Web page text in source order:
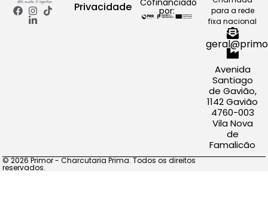
Privacidade
por:
para a rede
fixa nacional
Avenida
Santiago
de Gavião,
1142 Gavião
4760-003
Vila Nova
de
Famalicão
© 2026 Primor - Charcutaria Prima. Todos os direitos
reservados.